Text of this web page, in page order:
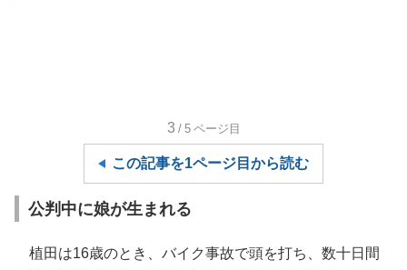
3 /5 ページ目
この記事を1ページ目から読む
公判中に娘が生まれる
植田は16歳のとき、バイク事故で頭を打ち、数十日間